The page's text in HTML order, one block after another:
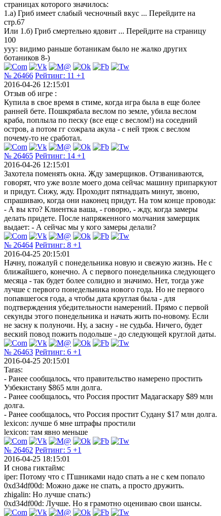
страницах которого значилось:
1.а) Гриб имеет слабый чесночный вкус ... Перейдите на
стр.67
Или 1.б) Гриб смертельно ядовит ... Перейдите на страницу
100
ууу: видимо раньше ботаникам было не жалко других
ботаников 8-)
№ 26466 Рейтинг: 11 +1
2016-04-26 12:15:01
Отзыв об игре :
Купила в свое время в стиме, когда игра была в еще более
ранней бете. Пошкрябала веслом по земле, убила веслом
краба, поплыла по песку (все еще с веслом!) на соседний
остров, а потом гг сожрала акула - с ней трюк с веслом
почему-то не сработал.
№ 26465 Рейтинг: 14 +1
2016-04-26 12:15:01
Захотела поменять окна. Жду замерщиков. Отзваниваются,
говорят, что уже возле моего дома сейчас машину припаркуют
и придут. Сижу, жду. Проходит пятнадцать минут, звоню,
спрашиваю, когда они наконец придут. На том конце провода:
- А вы кто? Клиентка ваша, - говорю, - жду, когда замеры
делать придете. После напряженного молчания замерщик
выдает: - А сейчас мы у кого замеры делали?
№ 26464 Рейтинг: 8 +1
2016-04-25 20:15:01
Начну, пожалуй с понедельника новую и свежую жизнь. Не с
ближайшего, конечно. А с первого понедельника следующего
месяца - так будет более солидно и значимо. Нет, тогда уже
лучше с первого понедельника нового года. Но не первого
попавшегося года, а чтобы дата круглая была - для
подтверждения убедительности намерений. Прямо с первой
секунды этого понедельника и начать жить по-новому. Если
не засну к полуночи. Ну, а засну - не судьба. Ничего, будет
веский повод пожить подольше - до следующей круглой даты.
№ 26463 Рейтинг: 6 +1
2016-04-25 20:15:01
Taras:
- Ранее сообщалось, что правительство намерено простить
Узбекистану $865 млн долга.
- Ранее сообщалось, что Россия простит Мадагаскару $89 млн
долга.
- Ранее сообщалось, что Россия простит Судану $17 млн долга.
lexicon: лучше б мне штрафы простили
lexicon: там явно меньше
№ 26462 Рейтинг: 5 +1
2016-04-25 18:15:01
И снова гиктаймс
iper: Потому что с ITшниками надо спать а не с кем попало
0xd34df00d: Можно даже не спать, а просто дружить.
zhigalin: Но лучше спать:)
0xd34df00d: Лучше. Но я грамотно оцениваю свои шансы.